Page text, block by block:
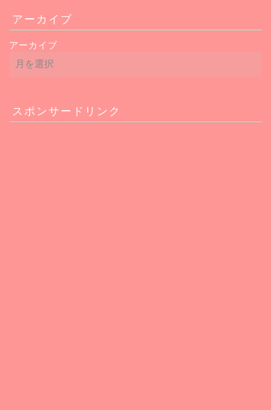
アーカイブ
アーカイブ
スポンサードリンク